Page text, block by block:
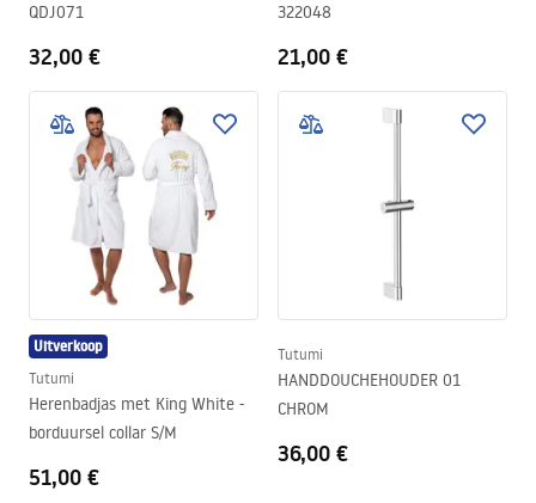
QDJ071
32,00 €
322048
21,00 €
Uitverkoop
Tutumi
Herenbadjas met King White -
borduursel collar S/M
51,00 €
Tutumi
HANDDOUCHEHOUDER 01
CHROM
36,00 €